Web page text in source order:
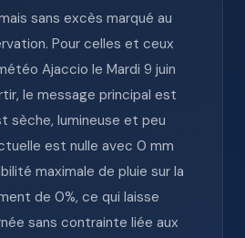
sans excès marqué au
Pour celles et ceux
Ajaccio le Mardi 9 juin
le message principal est
sèche, lumineuse et peu
est nulle avec 0 mm
maximale de pluie sur la
de 0%, ce qui laisse
sans contrainte liée aux